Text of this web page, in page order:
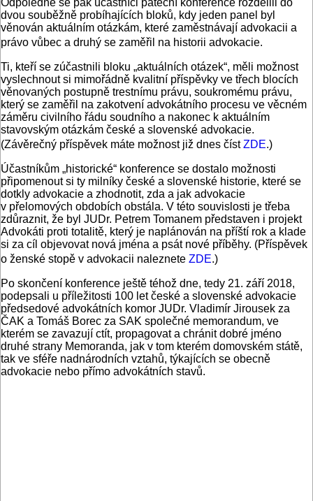
Odpoledne se pak účastníci páteční konference rozdělili do
dvou souběžně probíhajících bloků, kdy jeden panel byl
věnován aktuálním otázkám, které zaměstnávají advokacii a
právo vůbec a druhý se zaměřil na historii advokacie.
Ti, kteří se zúčastnili bloku „aktuálních otázek“, měli možnost
vyslechnout si mimořádně kvalitní příspěvky ve třech blocích
věnovaných postupně trestnímu právu, soukromému právu,
který se zaměřil na zakotvení advokátního procesu ve věcném
záměru civilního řádu soudního a nakonec k aktuálním
stavovským otázkám české a slovenské advokacie.
(Závěrečný příspěvek máte možnost již dnes čístZDE.)
Účastníkům „historické“ konference se dostalo možnosti
připomenout si ty milníky české a slovenské historie, které se
dotkly advokacie a zhodnotit, zda a jak advokacie
v přelomových obdobích obstála. V této souvislosti je třeba
zdůraznit, že byl JUDr. Petrem Tomanem představen i projekt
Advokáti proti totalitě, který je naplánován na příští rok a klade
si za cíl objevovat nová jména a psát nové příběhy. (Příspěvek
o ženské stopě v advokacii naleznete ZDE.)
Po skončení konference ještě téhož dne, tedy 21. září 2018,
podepsali u příležitosti 100 let české a slovenské advokacie
předsedové advokátních komor JUDr. Vladimír Jirousek za
ČAK a Tomáš Borec za SAK společné memorandum, ve
kterém se zavazují ctít, propagovat a chránit dobré jméno
druhé strany Memoranda, jak v tom kterém domovském státě,
tak ve sféře nadnárodních vztahů, týkajících se obecně
advokacie nebo přímo advokátních stavů.